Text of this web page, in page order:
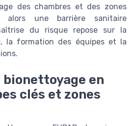
des chambres et des zones
alors une barrière sanitaire
du risque repose sur la
la formation des équipes et la
en
clés et zones